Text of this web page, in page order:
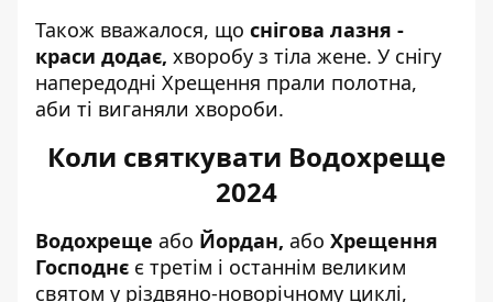
Також вважалося, що снігова лазня -
краси додає, хворобу з тіла жене. У снігу
напередодні Хрещення прали полотна,
аби ті виганяли хвороби.
Коли святкувати Водохреще
2024
Водохреще або Йордан, або Хрещення
Господнє є третім і останнім великим
святом у різдвяно-новорічному циклі,